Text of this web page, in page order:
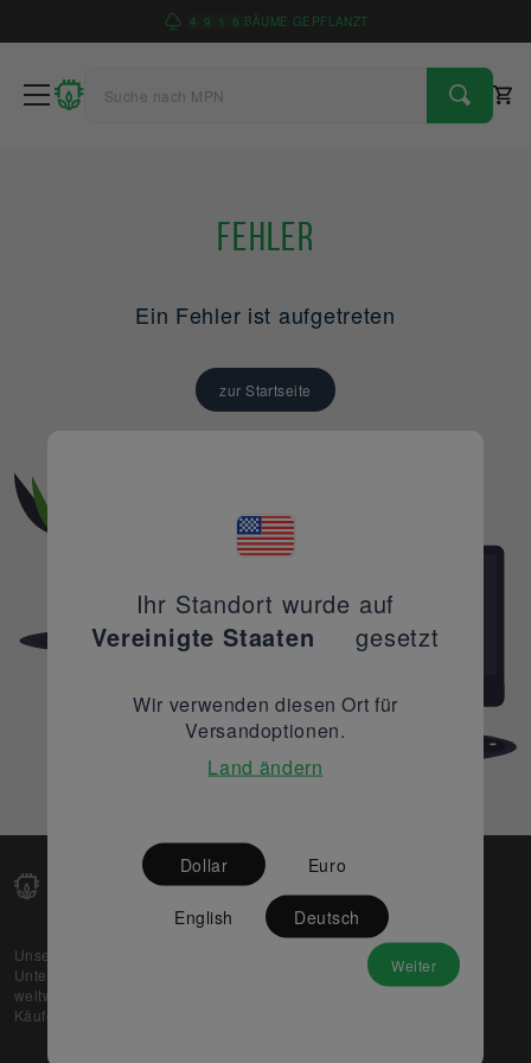
4 9 1 6 BÄUME GEPFLANZT
Fehler
Ein Fehler ist aufgetreten
zur Startseite
Unsere Web-Plattform unterstützt OEM- und EMS-
Unternehmen dabei, ihre überschüssigen Lagerbestände
weltweit zu verkaufen und gleichzeitig den potenziellen
Käufern beste Preise und Qualität zu bieten.
Partner
Ihr Standort wurde auf
Vereinigte Staaten
gesetzt
Wir verwenden diesen Ort für
Versandoptionen.
Land ändern
Dollar Euro
English Deutsch
Weiter